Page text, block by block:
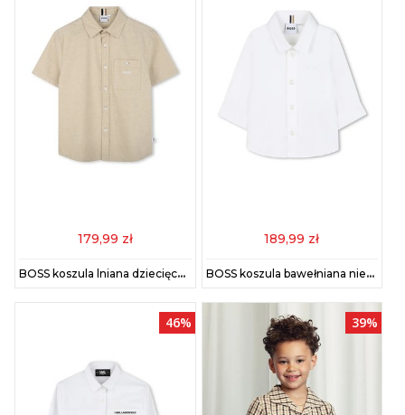
179,99 zł
BOSS koszula lniana dziecięca kolor beżowy J52008
189,99 zł
BOSS koszula bawełniana niemowlęca kolor biały J52087
46% 39%